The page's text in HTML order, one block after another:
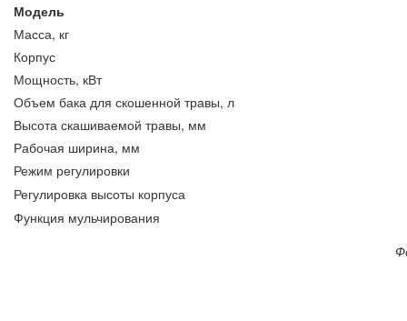
Модель
Масса, кг
Корпус
Мощность, кВт
Объем бака для скошенной травы, л
Высота скашиваемой травы, мм
Рабочая ширина, мм
Режим регулировки
Регулировка высоты корпуса
Функция мульчирования